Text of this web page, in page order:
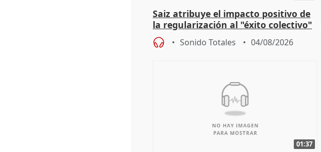
Saiz atribuye el impacto positivo de
la regularización al "éxito colectivo"
del Gobierno
Sonido Totales 04/08/2026
01:37